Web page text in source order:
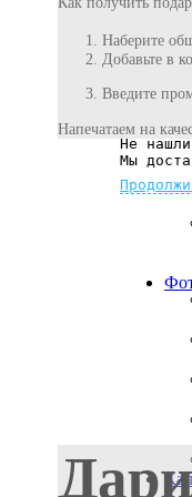
Не
Мы
Наберите
Добавьте в
Введите
Напечатаем на